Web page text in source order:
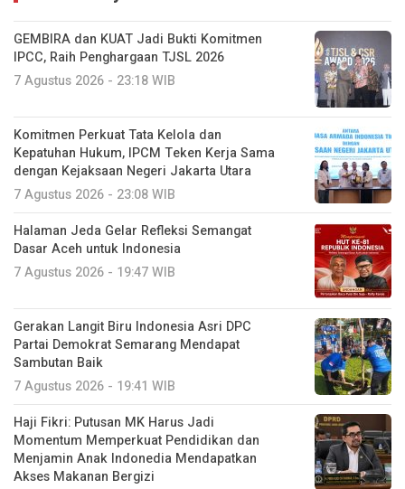
GEMBIRA dan KUAT Jadi Bukti Komitmen
IPCC, Raih Penghargaan TJSL 2026
7 Agustus 2026 - 23:18 WIB
Komitmen Perkuat Tata Kelola dan
Kepatuhan Hukum, IPCM Teken Kerja Sama
dengan Kejaksaan Negeri Jakarta Utara
7 Agustus 2026 - 23:08 WIB
Halaman Jeda Gelar Refleksi Semangat
Dasar Aceh untuk Indonesia
7 Agustus 2026 - 19:47 WIB
Gerakan Langit Biru Indonesia Asri DPC
Partai Demokrat Semarang Mendapat
Sambutan Baik
7 Agustus 2026 - 19:41 WIB
Haji Fikri: Putusan MK Harus Jadi
Momentum Memperkuat Pendidikan dan
Menjamin Anak Indonedia Mendapatkan
Akses Makanan Bergizi